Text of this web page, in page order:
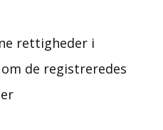
rettigheder i
de registreredes